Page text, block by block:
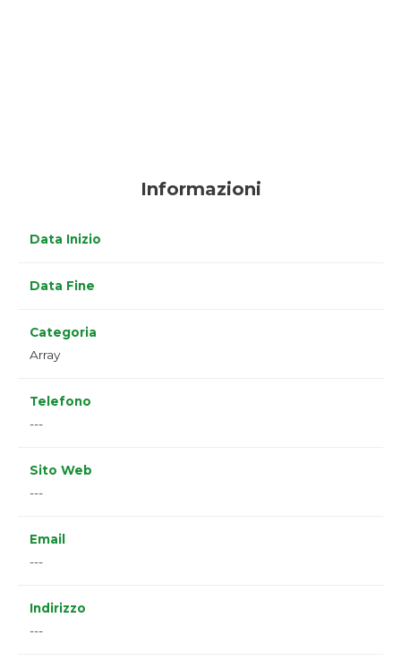
Informazioni
Data Inizio
Data Fine
Categoria
Array
Telefono
---
Sito Web
---
Email
---
Indirizzo
---